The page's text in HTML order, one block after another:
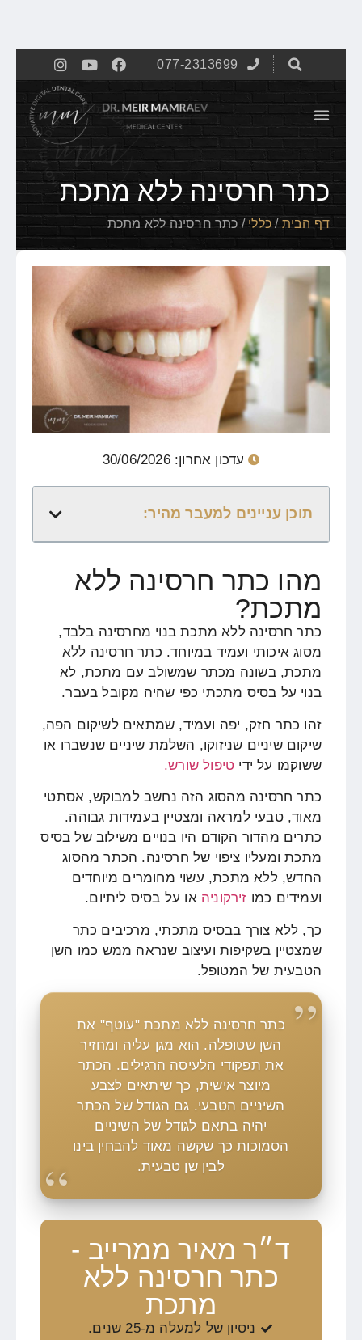
077-2313699
כתר חרסינה ללא מתכת
דף הבית /כללי / כתר חרסינה ללא מתכת
עדכון אחרון: 30/06/2026
תוכן עניינים למעבר מהיר:
מהו כתר חרסינה ללא
מתכת?
כתר חרסינה ללא מתכת בנוי מחרסינה בלבד,
מסוג איכותי ועמיד במיוחד. כתר חרסינה ללא
מתכת, בשונה מכתר שמשולב עם מתכת, לא
בנוי על בסיס מתכתי כפי שהיה מקובל בעבר.
זהו כתר חזק, יפה ועמיד, שמתאים לשיקום הפה,
שיקום שיניים שניזוקו, השלמת שיניים שנשברו או
ששוקמו על ידי טיפול שורש.
כתר חרסינה מהסוג הזה נחשב למבוקש, אסתטי
מאוד, טבעי למראה ומצטיין בעמידות גבוהה.
כתרים מהדור הקודם היו בנויים משילוב של בסיס
מתכת ומעליו ציפוי של חרסינה. הכתר מהסוג
החדש, ללא מתכת, עשוי מחומרים מיוחדים
ועמידים כמו זירקוניה או על בסיס ליתיום.
כך, ללא צורך בבסיס מתכתי, מרכיבים כתר
שמצטיין בשקיפות ועיצוב שנראה ממש כמו השן
הטבעית של המטופל.
כתר חרסינה ללא מתכת "עוטף" את
השן שטופלה. הוא מגן עליה ומחזיר
את תפקודי הלעיסה הרגילים. הכתר
מיוצר אישית, כך שיתאים לצבע
השיניים הטבעי. גם הגודל של הכתר
יהיה בתאם לגודל של השיניים
הסמוכות כך שקשה מאוד להבחין בינו
לבין שן טבעית.
ד״ר מאיר ממרייב -
כתר חרסינה ללא
מתכת
ניסיון של למעלה מ-25 שנים.